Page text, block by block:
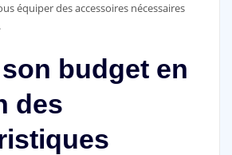
équiper des accessoires nécessaires
budget en
des